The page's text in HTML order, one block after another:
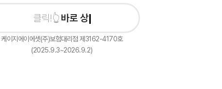
바로 상담신청하기
케이지에이에셋(주)보험대리점 제3162-4170호
(2025.9.3~2026.9.2)